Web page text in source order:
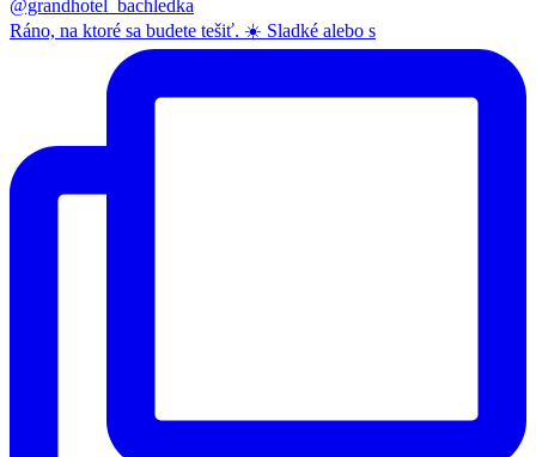
@grandhotel_bachledka
Ráno, na ktoré sa budete tešiť. ☀️ Sladké alebo s